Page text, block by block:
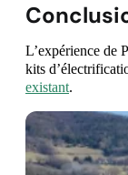
L’expérience de
kits
existant.